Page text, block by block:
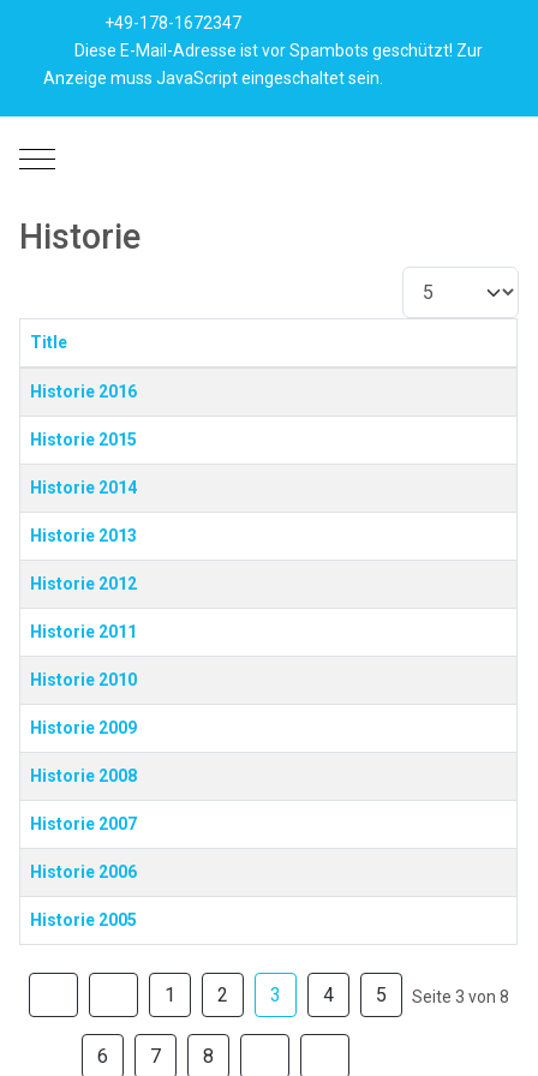
+49-178-1672347
Diese E-Mail-Adresse ist vor Spambots geschützt! Zur
Anzeige muss JavaScript eingeschaltet sein.
Mobile Menu Toggle
Historie
Beiträge
Title
Historie 2016
Historie 2015
Historie 2014
Historie 2013
Historie 2012
Historie 2011
Historie 2010
Historie 2009
Historie 2008
Historie 2007
Historie 2006
Historie 2005
Seite 3 von 8
1 2 3 4 5
6 7 8